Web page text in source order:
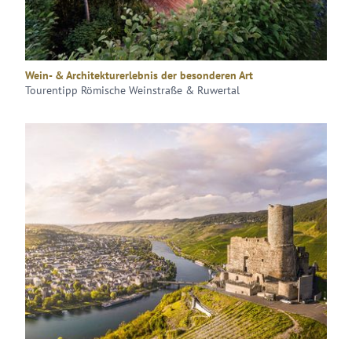
Wein- & Architekturerlebnis der besonderen Art
Tourentipp Römische Weinstraße & Ruwertal